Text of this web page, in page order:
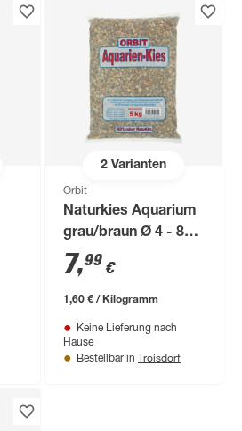
2Varianten
Orbit
Naturkies Aquarium
grau/braun Ø 4 - 8
mm 5 kg
7,99 €
1,60 € / Kilogramm
Keine Lieferung nach
Hause
Bestellbar in Troisdorf